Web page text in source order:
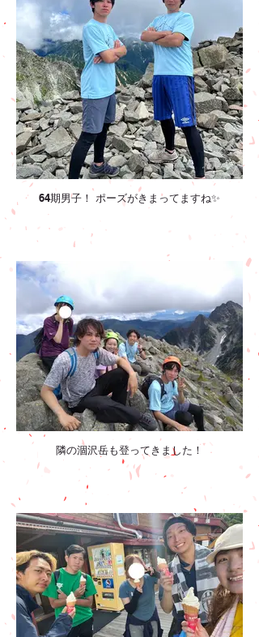
64期男子！ ポーズがきまってますね✨
隣の涸沢岳も登ってきました！